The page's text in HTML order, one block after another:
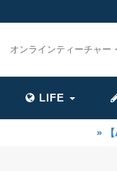
オンラインティーチャー
LIFE
» 【AI時代に乗り遅れ